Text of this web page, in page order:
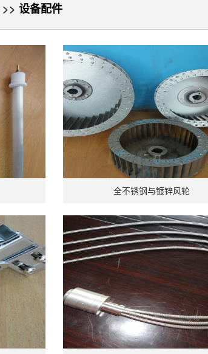
>> 设备配件
全不锈钢与镀锌风轮